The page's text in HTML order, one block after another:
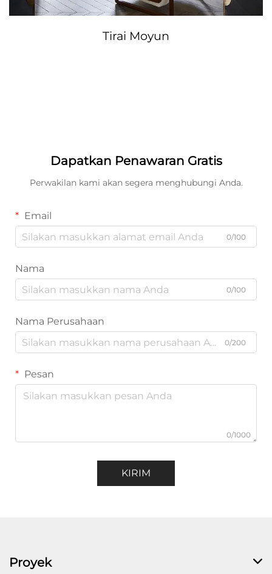
Tirai Moyun
Dapatkan Penawaran Gratis
Perwakilan kami akan segera menghubungi Anda.
Email
0/100
Nama
0/100
Nama Perusahaan
0/200
Pesan
0/1000
KIRIM
Proyek